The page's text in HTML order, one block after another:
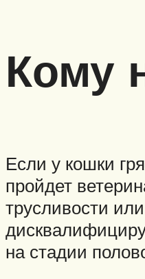
Кому
Если у кошки
пройдет
трусливости
на стадии